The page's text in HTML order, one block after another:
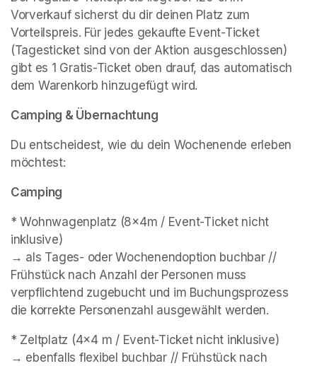
Vorverkauf sicherst du dir deinen Platz zum
Vorteilspreis. Für jedes gekaufte Event-Ticket
(Tagesticket sind von der Aktion ausgeschlossen)
gibt es 1 Gratis-Ticket oben drauf, das automatisch
dem Warenkorb hinzugefügt wird.
Camping & Übernachtung
Du entscheidest, wie du dein Wochenende erleben
möchtest:
Camping
* Wohnwagenplatz (8×4m / Event-Ticket nicht
inklusive)
→ als Tages- oder Wochenendoption buchbar //
Frühstück nach Anzahl der Personen muss
verpflichtend zugebucht und im Buchungsprozess
die korrekte Personenzahl ausgewählt werden.
* Zeltplatz (4×4 m / Event-Ticket nicht inklusive)
→ ebenfalls flexibel buchbar // Frühstück nach